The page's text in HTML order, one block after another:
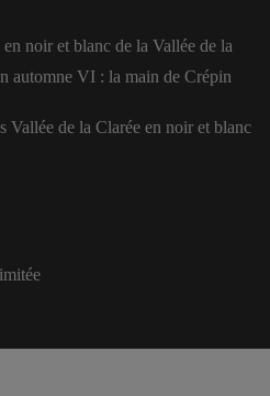
en noir et blanc de la Vallée de la
automne VI : la main de Crépin
Vallée de la Clarée en noir et blanc